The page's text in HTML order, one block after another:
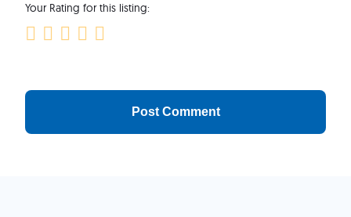
Your Rating for this listing: